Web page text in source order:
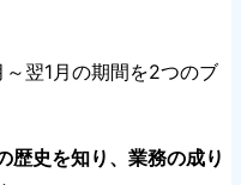
翌1月の期間を2つのブ
歴史を知り、業務の成り